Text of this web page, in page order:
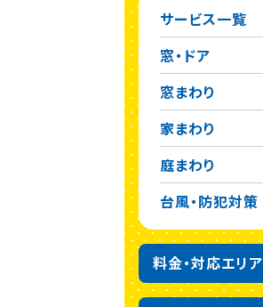
サービス一覧
窓・ドア
窓まわり
家まわり
庭まわり
台風・防犯対策
料金・対応エリア